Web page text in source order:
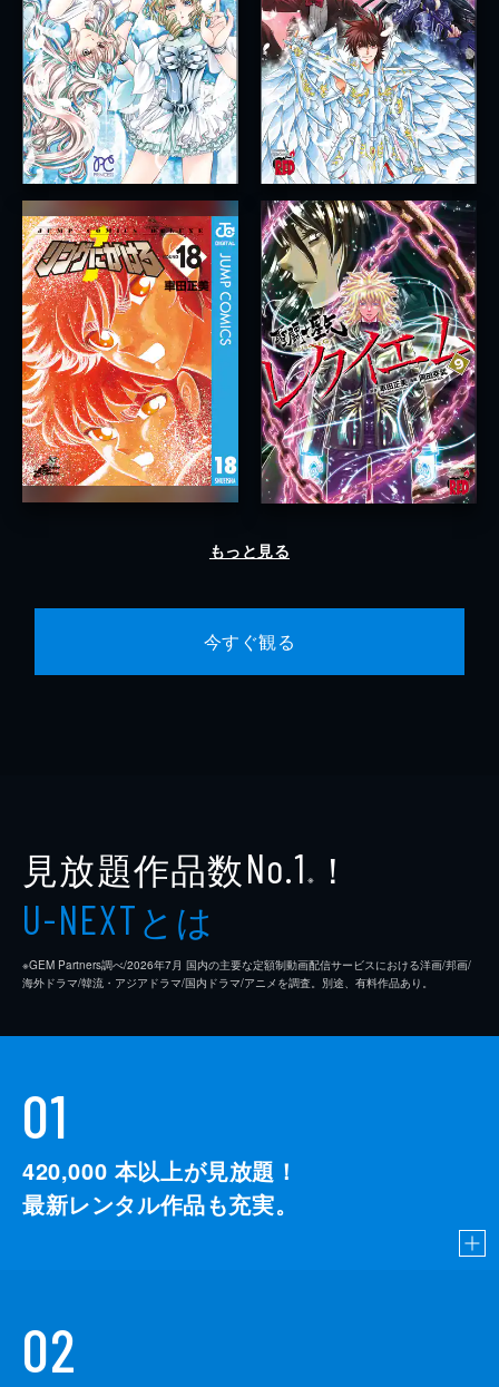
もっと見る
今すぐ観る
見放題作品数No.1 ※ ！
U-NEXTとは
※GEM Partners調べ/2026年7⽉ 国内の主要な定額制動画配信サービスにおける洋画/邦画/
海外ドラマ/韓流・アジアドラマ/国内ドラマ/アニメを調査。別途、有料作品あり。
01
420,000 本以上が見放題！
最新レンタル作品も充実。
02